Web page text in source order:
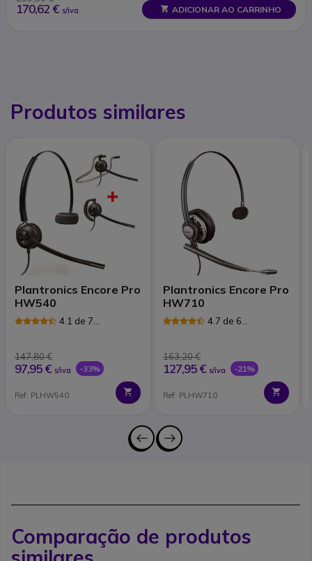
170,62 € s/iva ADICIONAR AO CARRINHO
Produtos similares
Plantronics Encore Pro
HW540
4.1 de 7
147,80 €
97,95 € s/iva -33%
Ref: PLHW540
Plantronics Encore Pro
HW710
4.7 de 6
163,20 €
127,95 € s/iva -21%
Ref: PLHW710
Comparação de produtos